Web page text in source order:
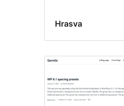
Hrasva